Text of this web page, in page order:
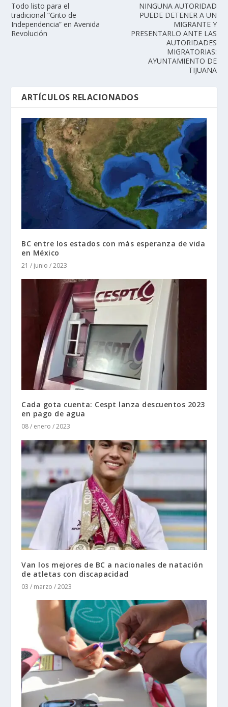
Todo listo para el
tradicional “Grito de
Independencia” en Avenida
Revolución
NINGUNA AUTORIDAD
PUEDE DETENER A UN
MIGRANTE Y
PRESENTARLO ANTE LAS
AUTORIDADES
MIGRATORIAS:
AYUNTAMIENTO DE
TIJUANA
ARTÍCULOS RELACIONADOS
BC entre los estados con más esperanza de vida
en México
21 / junio / 2023
Cada gota cuenta: Cespt lanza descuentos 2023
en pago de agua
08 / enero / 2023
Van los mejores de BC a nacionales de natación
de atletas con discapacidad
03 / marzo / 2023